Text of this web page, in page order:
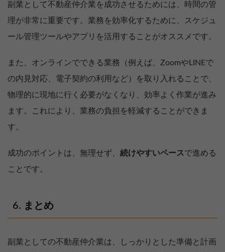
副業として不動産仲介業を成功させるためには、時間の管
理が非常に重要です。業務を効率化するために、スケジュ
ール管理ツールやアプリを活用することがオススメです。
また、オンラインでできる業務（例えば、ZoomやLINEで
の内見対応、電子契約の利用など）を取り入れることで、
物理的に現地に行く必要がなくなり、効率よく作業が進み
ます。これにより、業務の負担を軽減することができま
す。
成功のポイントは、無理せず、 続けやすいペースで進める
ことです。
まとめ
副業としての不動産仲介業は、しっかりとした準備と計画